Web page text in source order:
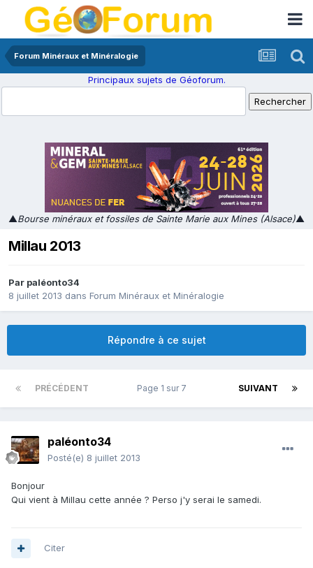
Forum Minéraux et Minéralogie
Principaux sujets de Géoforum.
▲Bourse minéraux et fossiles de Sainte Marie aux Mines (Alsace)▲
Millau 2013
Par paléonto34
8 juillet 2013 dans Forum Minéraux et Minéralogie
Répondre à ce sujet
PRÉCÉDENT SUIVANT
Page 1 sur 7
paléonto34
Posté(e) 8 juillet 2013
Bonjour
Qui vient à Millau cette année ? Perso j'y serai le samedi.
Citer